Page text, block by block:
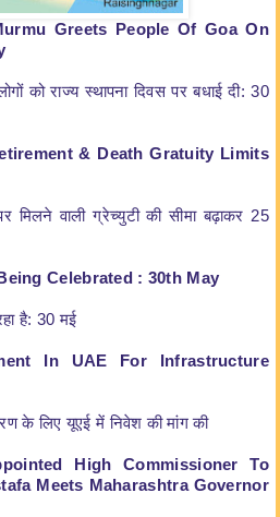
Greets People Of Goa On
को राज्य स्थापना दिवस पर बधाई दी: 30
& Death Gratuity Limits
मिलने वाली ग्रेच्युटी की सीमा बढ़ाकर 25
Celebrated : 30th May
है: 30 मई
In UAE For Infrastructure
के लिए यूएई में निवेश की मांग की
High Commissioner To
Meets Maharashtra Governor